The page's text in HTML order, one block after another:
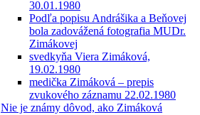
30.01.1980
Podľa popisu Andrášika a Beňovej
bola zadovážená fotografia MUDr.
Zimákovej
svedkyňa Viera Zimáková,
19.02.1980
medička Zimáková – prepis
zvukového záznamu 22.02.1980
Nie je známy dôvod, ako Zimáková